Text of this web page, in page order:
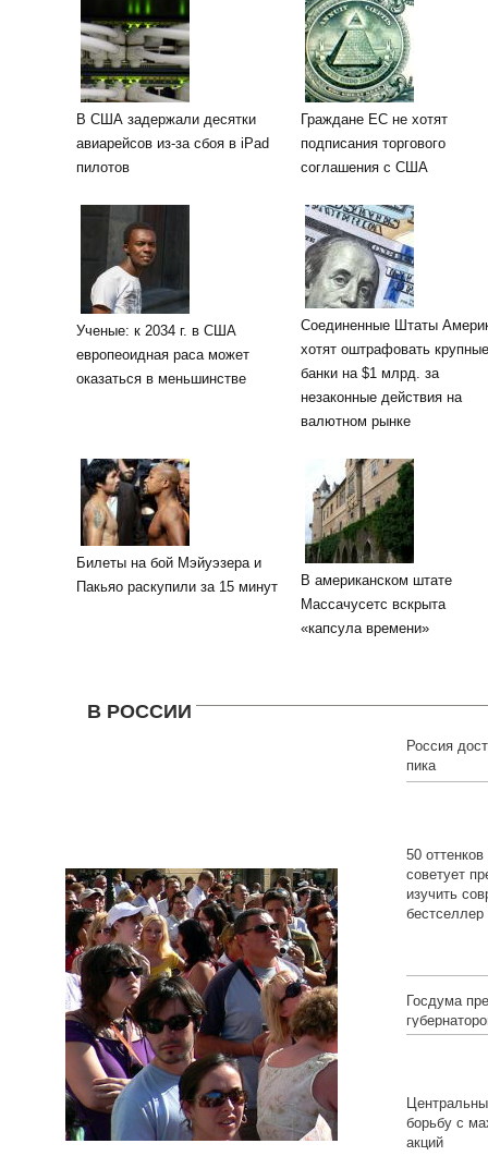
В США задержали десятки
авиарейсов из-за сбоя в iPad
пилотов
Граждане ЕС не хотят
подписания торгового
соглашения с США
Ученые: к 2034 г. в США
европеоидная раса может
оказаться в меньшинстве
Соединенные Штаты
хотят оштрафовать крупные
банки на $1 млрд. за
незаконные действия на
валютном рынке
Билеты на бой Мэйуэзера и
Пакьяо раскупили за 15 минут
В американском штате
Массачусетс вскрыта
«капсула времени»
В РОССИИ
Россия
пика
50
советует
изучить
бестселлер
Госдума
борьбу с
акций